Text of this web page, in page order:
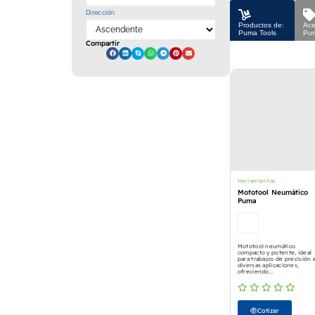
Dirección:
Compartir
Productos de:
Puma Tools
Herramientas
Mototool Neumático
Puma
Mototool neumático
compacto y potente, ideal
para trabajos de precisión
diversas aplicaciones,
ofreciendo...
Cotizar